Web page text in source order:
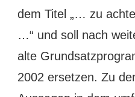
dem Titel „… zu
…“ und soll nach
alte
2002 ersetzen. Zu